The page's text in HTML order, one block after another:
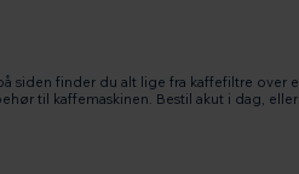
siden finder du alt lige fra kaffefiltre over
til kaffemaskinen. Bestil akut i dag,